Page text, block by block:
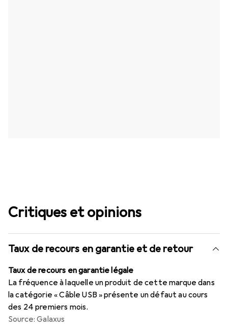
Critiques et opinions
Taux de recours en garantie et de retour
Taux de recours en garantie légale
La fréquence à laquelle un produit de cette marque dans
la catégorie « Câble USB » présente un défaut au cours
des 24 premiers mois.
Source: Galaxus